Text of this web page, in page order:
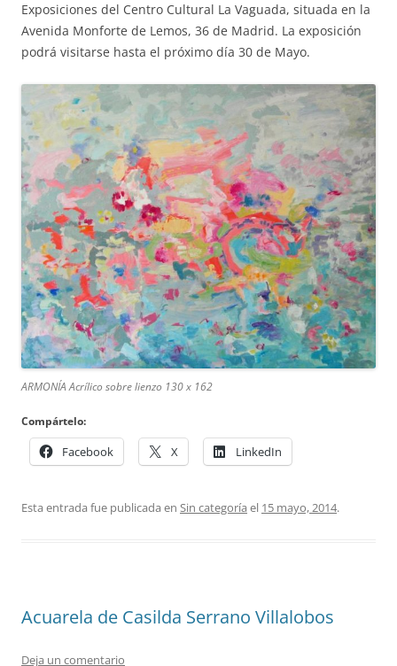
Exposiciones del Centro Cultural La Vaguada, situada en la
Avenida Monforte de Lemos, 36 de Madrid. La exposición
podrá visitarse hasta el próximo día 30 de Mayo.
ARMONÍA Acrílico sobre lienzo 130 x 162
Compártelo:
Facebook X LinkedIn
Esta entrada fue publicada en Sin categoría el 15 mayo, 2014.
Acuarela de Casilda Serrano Villalobos
Deja un comentario